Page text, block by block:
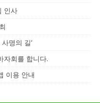
인사
명의 길’
자회를 합니다.
이용 안내